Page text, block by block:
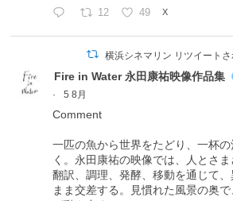
12 49 X
横浜シネマリン リツイート
Fire in Water 永田康祐映像作品集
·
5 8月
Comment
一匹の魚から世界をたどり、一杯
く。永田康祐の映像では、人とさま
翻訳、調理、発酵、移動を通じて
まま交差する。見慣れた風景の奥